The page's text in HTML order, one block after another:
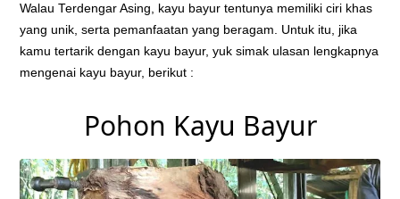
Walau Terdengar Asing, kayu bayur tentunya memiliki ciri khas
yang unik, serta pemanfaatan yang beragam. Untuk itu, jika
kamu tertarik dengan kayu bayur, yuk simak ulasan lengkapnya
mengenai kayu bayur, berikut :
Pohon Kayu Bayur